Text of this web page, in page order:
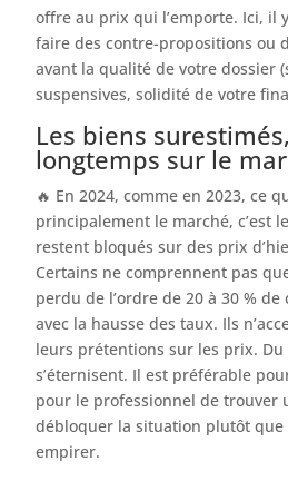
offre au prix qui l’emporte. Ici, il
faire des contre-propositions ou
avant la qualité de votre dossier
suspensives, solidité de votre
Les biens
longtemps sur le
🔥 En 2024, comme en 2023, ce
principalement le marché, c’est
restent bloqués sur des prix
Certains ne comprennent pas
perdu de l’ordre de 20 à 30 %
avec la hausse des taux. Ils
leurs prétentions sur les prix. Du
s’éternisent. Il est préférable
pour le professionnel de trouver
débloquer la situation plutôt
empirer.